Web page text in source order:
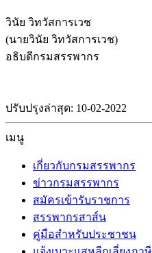
วินัย วิทวัสการเวช
(นายวินัย วิทวัสการเวช)
อธิบดีกรมสรรพากร
ปรับปรุงล่าสุด: 10-02-2022
เมนู
เกี่ยวกับกรมสรรพากร
ข่าวกรมสรรพากร
สมัครเข้ารับราชการ
สรรพากรสาส์น
คู่มือสำหรับประชาชน